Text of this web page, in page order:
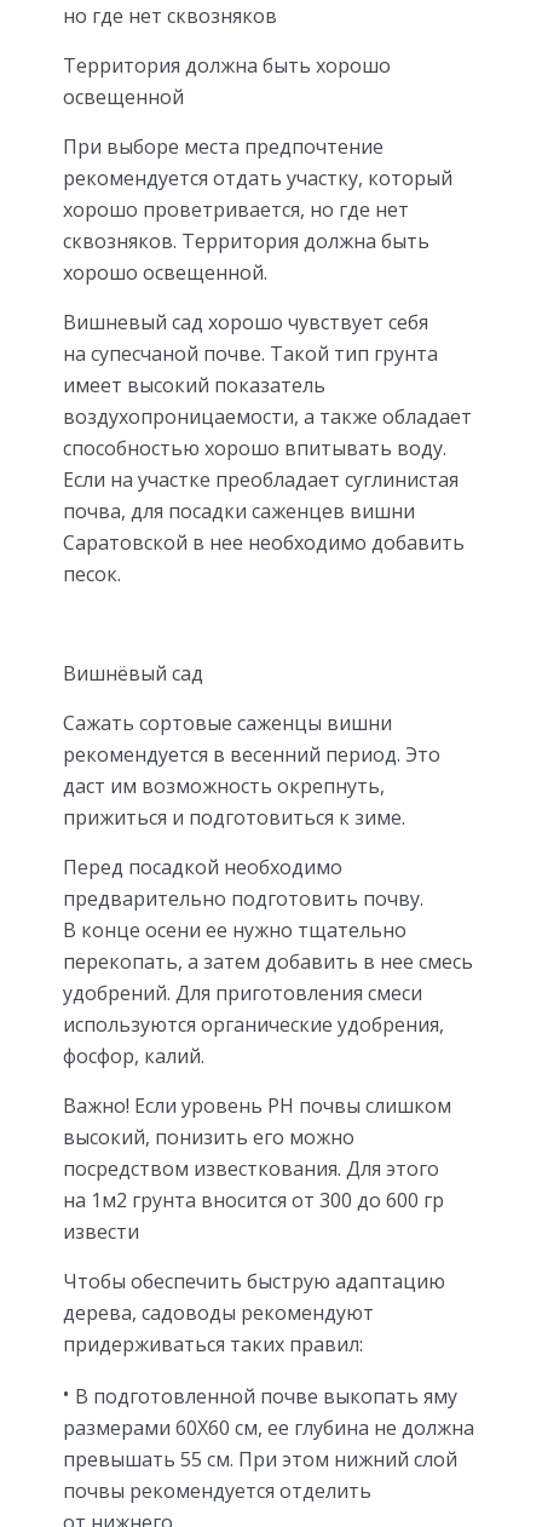
но где нет сквозняков
Территория должна быть хорошо
освещенной
При выборе места предпочтение
рекомендуется отдать участку, который
хорошо проветривается, но где нет
сквозняков. Территория должна быть
хорошо освещенной.
Вишневый сад хорошо чувствует себя
на супесчаной почве. Такой тип грунта
имеет высокий показатель
воздухопроницаемости, а также обладает
способностью хорошо впитывать воду.
Если на участке преобладает суглинистая
почва, для посадки саженцев вишни
Саратовской в нее необходимо добавить
песок.
Вишнёвый сад
Сажать сортовые саженцы вишни
рекомендуется в весенний период. Это
даст им возможность окрепнуть,
прижиться и подготовиться к зиме.
Перед посадкой необходимо
предварительно подготовить почву.
В конце осени ее нужно тщательно
перекопать, а затем добавить в нее смесь
удобрений. Для приготовления смеси
используются органические удобрения,
фосфор, калий.
Важно! Если уровень РН почвы слишком
высокий, понизить его можно
посредством известкования. Для этого
на 1м2 грунта вносится от 300 до 600 гр
извести
Чтобы обеспечить быструю адаптацию
дерева, садоводы рекомендуют
придерживаться таких правил:
В подготовленной почве выкопать яму
размерами 60Х60 см, ее глубина не должна
превышать 55 см. При этом нижний слой
почвы рекомендуется отделить